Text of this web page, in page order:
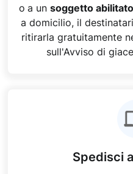
o a un soggetto abilitato
a domicilio, il
ritirarla gratuitamente
sull'Avviso di
Spedisci